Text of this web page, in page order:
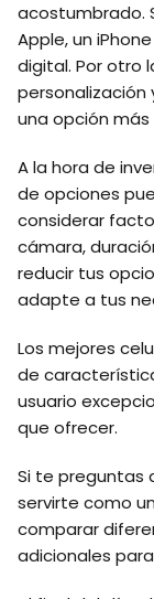
acostumbrado.
Apple, un
digital. Por otro
personalización
una opción
A la hora de
de opciones
considerar
cámara,
reducir tus
adapte a tus
Los mejores
de
usuario
que ofrecer.
Si te preguntas
servirte como
comparar
adicionales